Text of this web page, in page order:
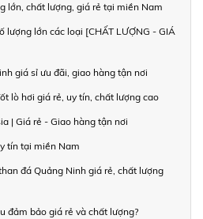
lớn, chất lượng, giá rẻ tại miền Nam
lượng lớn các loại [CHẤT LƯỢNG - GIÁ
giá sỉ ưu đãi, giao hàng tận nơi
lò hơi giá rẻ, uy tín, chất lượng cao
| Giá rẻ - Giao hàng tận nơi
tín tại miền Nam
đá Quảng Ninh giá rẻ, chất lượng
đảm bảo giá rẻ và chất lượng?